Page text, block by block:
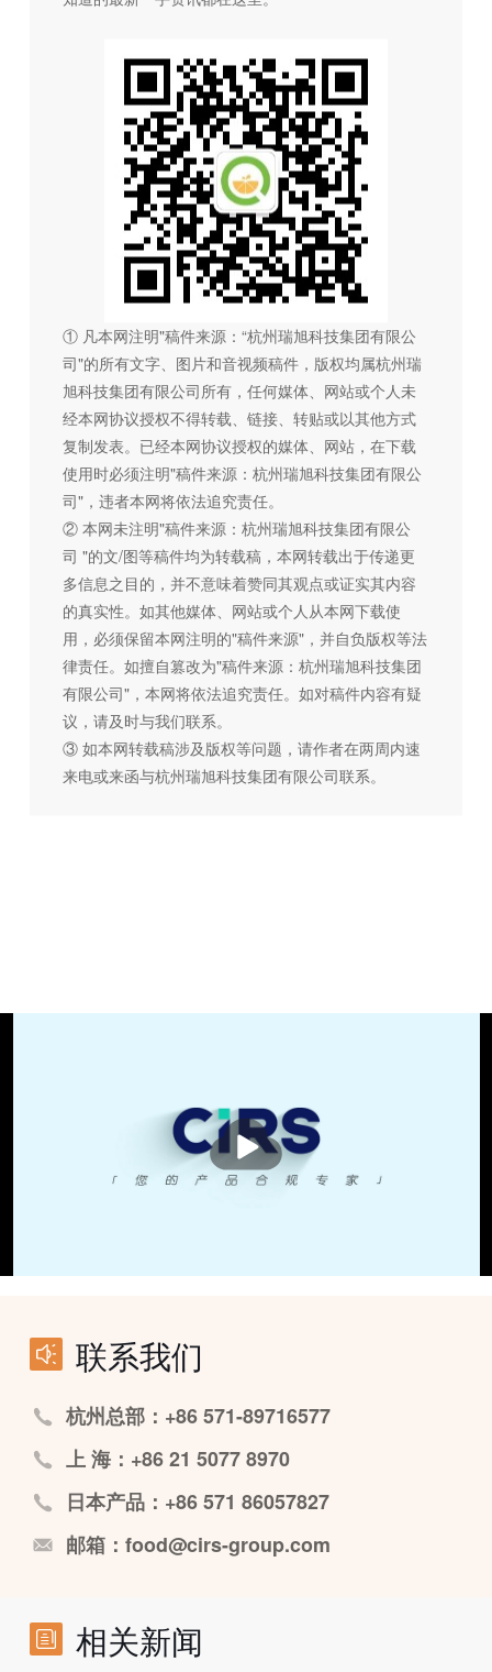
① 凡本网注明"稿件来源：“杭州瑞旭科技集团有限公
司"的所有文字、图片和音视频稿件，版权均属杭州瑞
旭科技集团有限公司所有，任何媒体、网站或个人未
经本网协议授权不得转载、链接、转贴或以其他方式
复制发表。已经本网协议授权的媒体、网站，在下载
使用时必须注明"稿件来源：杭州瑞旭科技集团有限公
司"，违者本网将依法追究责任。
② 本网未注明"稿件来源：杭州瑞旭科技集团有限公
司 "的文/图等稿件均为转载稿，本网转载出于传递更
多信息之目的，并不意味着赞同其观点或证实其内容
的真实性。如其他媒体、网站或个人从本网下载使
用，必须保留本网注明的"稿件来源"，并自负版权等法
律责任。如擅自篡改为"稿件来源：杭州瑞旭科技集团
有限公司"，本网将依法追究责任。如对稿件内容有疑
议，请及时与我们联系。
③ 如本网转载稿涉及版权等问题，请作者在两周内速
来电或来函与杭州瑞旭科技集团有限公司联系。
播
放
联系我们
杭州总部：+86 571-89716577
上 海：+86 21 5077 8970
日本产品：+86 571 86057827
邮箱：food@cirs-group.com
相关新闻